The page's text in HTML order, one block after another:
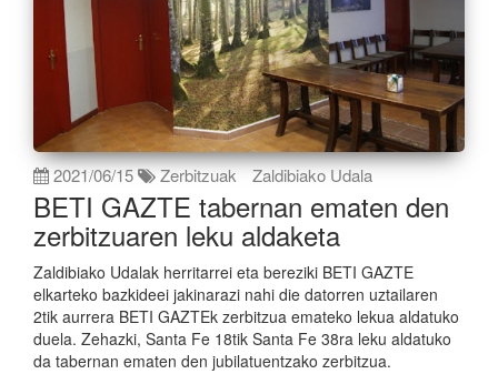
2021/06/15 Zerbitzuak Zaldibiako Udala
BETI GAZTE tabernan ematen den
zerbitzuaren leku aldaketa
Zaldibiako Udalak herritarrei eta bereziki BETI GAZTE
elkarteko bazkideei jakinarazi nahi die datorren uztailaren
2tik aurrera BETI GAZTEk zerbitzua emateko lekua aldatuko
duela. Zehazki, Santa Fe 18tik Santa Fe 38ra leku aldatuko
da tabernan ematen den jubilatuentzako zerbitzua.